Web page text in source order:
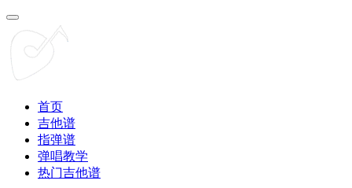
首页
吉他谱
指弹谱
弹唱教学
热门吉他谱